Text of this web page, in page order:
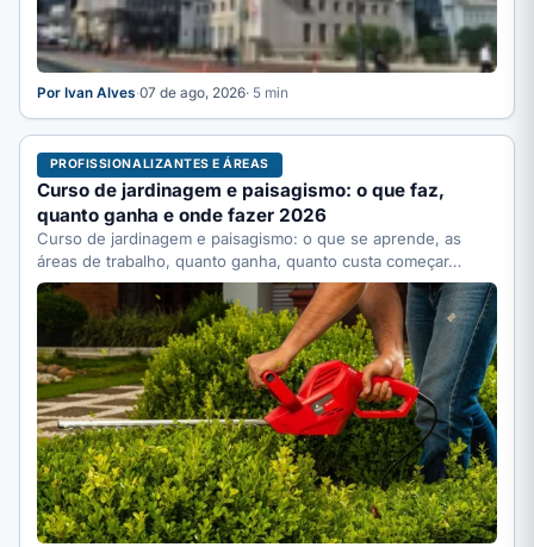
Por Ivan Alves·07 de ago, 2026· 5 min
PROFISSIONALIZANTES E ÁREAS
Curso de jardinagem e paisagismo: o que faz,
quanto ganha e onde fazer 2026
Curso de jardinagem e paisagismo: o que se aprende, as
áreas de trabalho, quanto ganha, quanto custa começar…